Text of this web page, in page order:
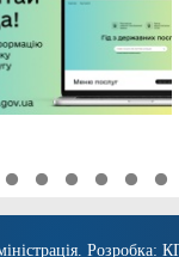
. Розробка: